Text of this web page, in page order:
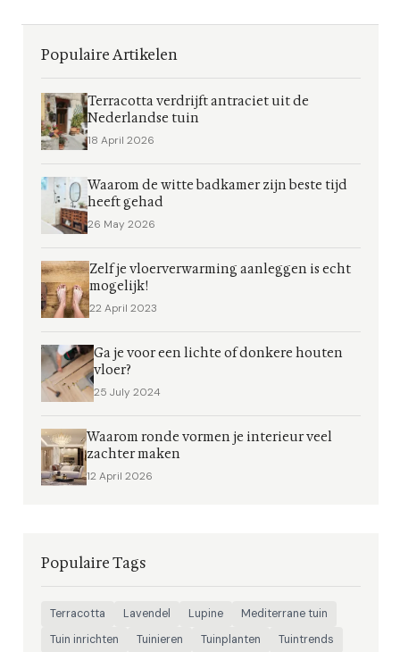
Populaire Artikelen
Terracotta verdrijft antraciet uit de
Nederlandse tuin
18 April 2026
Waarom de witte badkamer zijn beste tijd
heeft gehad
26 May 2026
Zelf je vloerverwarming aanleggen is echt
mogelijk!
22 April 2023
Ga je voor een lichte of donkere houten
vloer?
25 July 2024
Waarom ronde vormen je interieur veel
zachter maken
12 April 2026
Populaire Tags
Terracotta Lavendel Lupine
Mediterrane tuin
Tuin inrichten
Tuinieren Tuinplanten Tuintrends